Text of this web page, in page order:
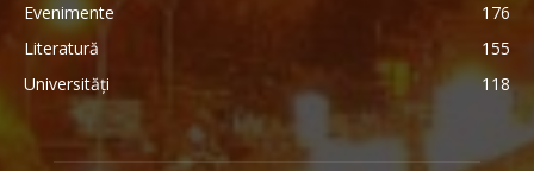
Evenimente
176
Literatură
155
Universități
118